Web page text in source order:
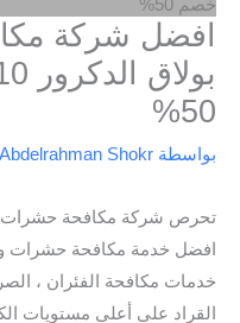
خصم 50%
افضل شركة
50%
بواسطة Abdelrahman Shokr
تحرص شركة مكافحة حشرات و
افضل خدمة مكافحة حشرات و
خدمات مكافحة الفئران ،
القراد على أعلى مستويات